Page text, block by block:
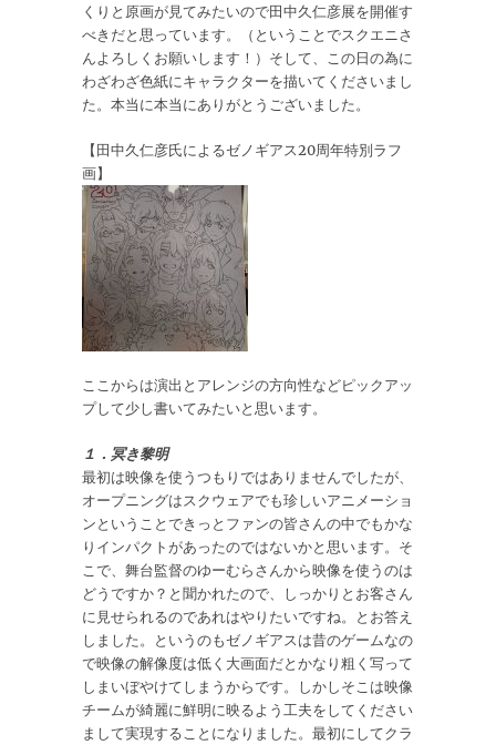
くりと原画が見てみたいので田中久仁彦展を開催す
べきだと思っています。（ということでスクエニさ
んよろしくお願いします！）そして、この日の為に
わざわざ色紙にキャラクターを描いてくださいまし
た。本当に本当にありがとうございました。
【田中久仁彦氏によるゼノギアス20周年特別ラフ
画】
ここからは演出とアレンジの方向性などピックアッ
プして少し書いてみたいと思います。
１．冥き黎明
最初は映像を使うつもりではありませんでしたが、
オープニングはスクウェアでも珍しいアニメーショ
ンということできっとファンの皆さんの中でもかな
りインパクトがあったのではないかと思います。そ
こで、舞台監督のゆーむらさんから映像を使うのは
どうですか？と聞かれたので、しっかりとお客さん
に見せられるのであれはやりたいですね。とお答え
しました。というのもゼノギアスは昔のゲームなの
で映像の解像度は低く大画面だとかなり粗く写って
しまいぼやけてしまうからです。しかしそこは映像
チームが綺麗に鮮明に映るよう工夫をしてください
まして実現することになりました。最初にしてクラ